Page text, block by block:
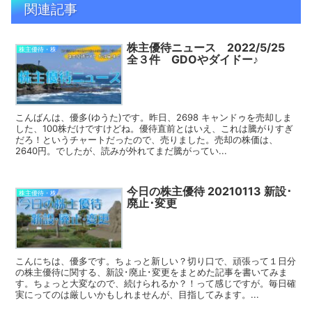
関連記事
株主優待・株
株主優待ニュース 2022/5/25
全３件 GDOやダイドー♪
こんばんは、優多(ゆうた)です。昨日、2698 キャンドゥを売却しま
した、100株だけですけどね。優待直前とはいえ、これは騰がりすぎ
だろ！というチャートだったので、売りました。売却の株価は、
2640円。でしたが、読みが外れてまだ騰がってい...
株主優待・株
今日の株主優待 20210113 新設･
廃止･変更
こんにちは、優多です。ちょっと新しい？切り口で、頑張って１日分
の株主優待に関する、新設･廃止･変更をまとめた記事を書いてみま
す。ちょっと大変なので、続けられるか？！って感じですが。毎日確
実にってのは厳しいかもしれませんが、目指してみます。...